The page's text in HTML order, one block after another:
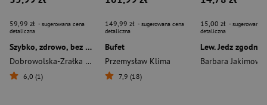
59,99 zł - sugerowana cena
detaliczna
Szybko, zdrowo, bez wysiłku. Proste posiłki dla zabieganych
Dobrowolska-Zrałka Karolina
6,0 (1)
149,99 zł - sugerowana cena
detaliczna
Bufet
Przemysław Klima
7,9 (18)
15,00 zł - sugerowana
detaliczna